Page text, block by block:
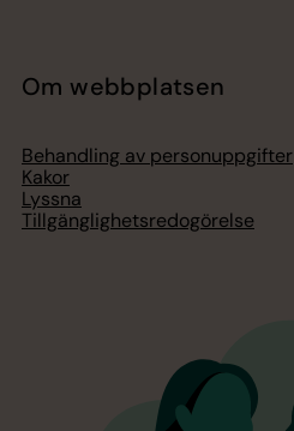
Om webbplatsen
Behandling av personuppgifter
Kakor
Lyssna
Tillgänglighetsredogörelse